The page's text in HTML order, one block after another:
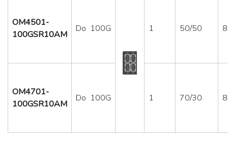
OM4501-
100GSR10AM
Do 100G 1 50/50
OM4701-
100GSR10AM
Do 100G 1 70/30